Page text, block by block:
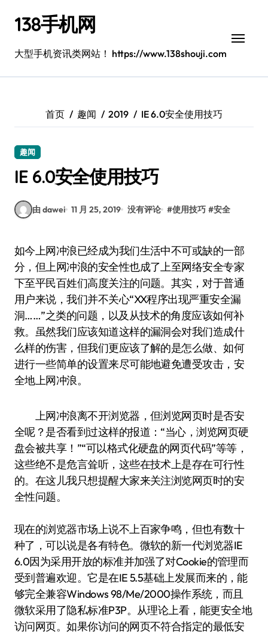
138手机网
大型手机资讯类网站！ https://www.138shouji.com
首页 趣闻 2019 IE 6.0安全使用技巧
趣闻
IE 6.0安全使用技巧
由 dawei 11 月 25, 2019 没有评论 #使用技巧 #安全
如今上网冲浪已经成为我们生活中不可或缺的一部
分，但上网冲浪的安全性也成了上至网络安全专家
下至平民百姓们高度关注的问题。其实，对于普通
用户来说，我们并不关心“XX程序出现严重安全漏
洞……”之类的问题，以及从技术的角度应该如何补
救。虽然我们应该知道这样的漏洞会对我们造成什
么样的伤害，但我们更应该了解的是怎么做、如何
进行一些简单的设置来尽可能地避免遭受攻击，安
全地上网冲浪。
上网冲浪离不开浏览器，但浏览网页时是否安
全呢？是否看到过这样的报道：“当心，浏览网页硬
盘会被共享！”“可以格式化硬盘的网页代码”等等，
这些绝不是危言耸听，这些在技术上是存在可行性
的。在这儿我只想提醒大家来关注浏览网页时的安
全性问题。
现在的浏览器市场上说不上百家争鸣，但也有数十
种了，可以说是各有特色。微软的新一代浏览器IE
6.0因为采用开放的标准并加强了对Cookie的管理而
受到普遍欢迎。它是在IE 5.5基础上发展而来的，能
够完全兼容Windows 98/Me/2000操作系统，而且
微软采用了隐私标准P3P。从理论上看，能更安全地
访问网页。如果你访问的网页不符合指定的最低安